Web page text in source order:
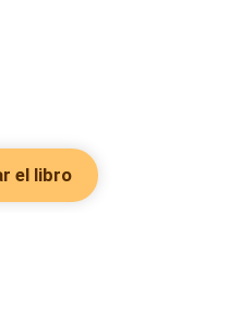
el libro